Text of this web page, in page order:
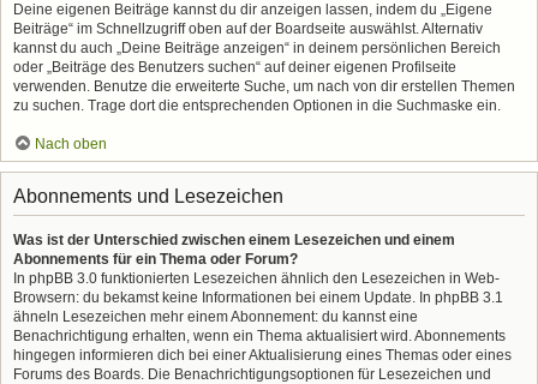
Deine eigenen Beiträge kannst du dir anzeigen lassen, indem du „Eigene
Beiträge“ im Schnellzugriff oben auf der Boardseite auswählst. Alternativ
kannst du auch „Deine Beiträge anzeigen“ in deinem persönlichen Bereich
oder „Beiträge des Benutzers suchen“ auf deiner eigenen Profilseite
verwenden. Benutze die erweiterte Suche, um nach von dir erstellen Themen
zu suchen. Trage dort die entsprechenden Optionen in die Suchmaske ein.
Nach oben
Abonnements und Lesezeichen
Was ist der Unterschied zwischen einem Lesezeichen und einem
Abonnements für ein Thema oder Forum?
In phpBB 3.0 funktionierten Lesezeichen ähnlich den Lesezeichen in Web-
Browsern: du bekamst keine Informationen bei einem Update. In phpBB 3.1
ähneln Lesezeichen mehr einem Abonnement: du kannst eine
Benachrichtigung erhalten, wenn ein Thema aktualisiert wird. Abonnements
hingegen informieren dich bei einer Aktualisierung eines Themas oder eines
Forums des Boards. Die Benachrichtigungsoptionen für Lesezeichen und